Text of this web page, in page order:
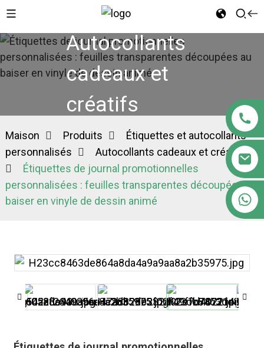
Autocollants
cadeaux et
créatifs
Maison Produits
Étiquettes et autocollants
personnalisés
Autocollants cadeaux et créatifs
Étiquettes de journal promotionnelles
personnalisées : feuilles transparentes découpées au
baiser en vinyle de dessin animé+86 18122593799